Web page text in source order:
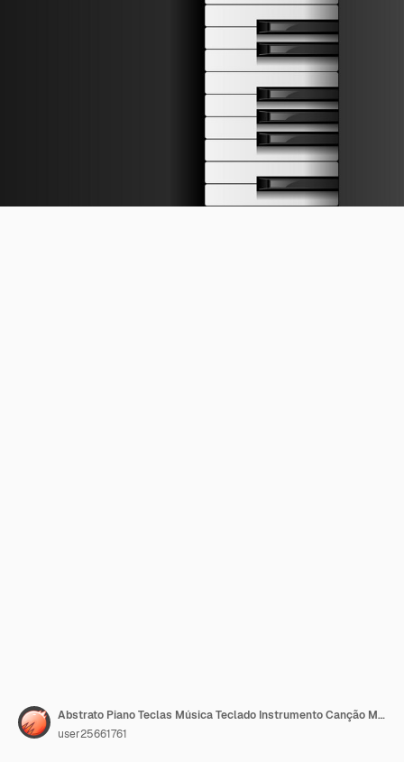
Abstrato Piano Teclas Música Teclado Instrumento Canção Melodia Estilo de Design Vetorial
user25661761